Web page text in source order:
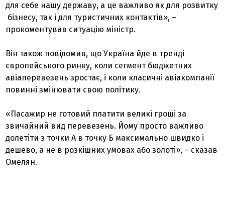
для себе нашу державу, а це важливо як для розвитку
бізнесу, так і для туристичних контактів», –
прокоментував ситуацію міністр.
Він також повідомив, що Україна йде в тренді
європейського ринку, коли сегмент бюджетних
авіаперевезень зростає, і коли класичні авіакомпанії
повинні змінювати свою політику.
«Пасажир не готовий платити великі гроші за
звичайний вид перевезень. Йому просто важливо
долетіти з точки А в точку Б максимально швидко і
дешево, а не в розкішних умовах або золоті», – сказав
Омелян.